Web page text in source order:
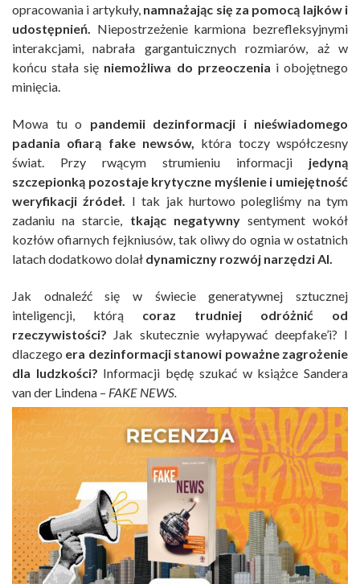
opracowania i artykuły, namnażając się za pomocą lajków i
udostępnień.
Niepostrzeżenie karmiona bezrefleksyjnymi
interakcjami, nabrała gargantuicznych rozmiarów, aż w
końcu stała się niemożliwa do przeoczenia i obojętnego
minięcia.
Mowa tu o pandemii dezinformacji i nieświadomego
padania ofiarą fake newsów,
która toczy współczesny
świat. Przy rwącym strumieniu informacji jedyną
szczepionką pozostaje krytyczne myślenie i umiejętność
weryfikacji źródeł.
I tak jak hurtowo polegliśmy na tym
zadaniu na starcie, tkając negatywny sentyment wokół
kozłów ofiarnych fejkniusów, tak oliwy do ognia w ostatnich
latach dodatkowo dolał dynamiczny rozwój narzędzi AI.
Jak odnaleźć się w świecie generatywnej sztucznej
inteligencji, którą coraz trudniej odróżnić od
rzeczywistości? Jak skutecznie wyłapywać deepfake’i? I
dlaczego era dezinformacji stanowi poważne zagrożenie
dla ludzkości? Informacji będę szukać w książce Sandera
van der Lindena – FAKE NEWS.